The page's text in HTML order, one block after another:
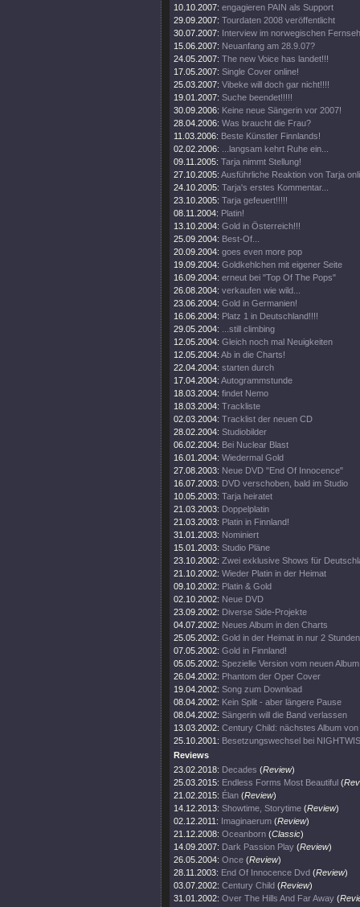
10.10.2007: engagieren PAIN als Support
29.09.2007: Tourdaten 2008 veröffentlicht
30.07.2007: Interview im norwegischen
15.06.2007: Neuanfang am 28.9.07?
24.05.2007: The new Voice has landet!!!
17.05.2007: Single Cover online!
25.03.2007: Vibeke will doch gar nicht!!!!
19.01.2007: Suche beendet!!!!!
30.09.2006: Keine neue Sängerin vor 2007!
28.04.2006: Was braucht die Frau?
11.03.2006: Beste Künstler Finnlands!
02.02.2006:
...langsam kehrt Ruhe ein...
09.11.2005: Tarja nimmt Stellung!
27.10.2005: Ausführliche Reaktion von Tarja
24.10.2005: Tarja's erstes Kommentar...
23.10.2005: Tarja gefeuert!!!!!
08.11.2004: Platin!
13.10.2004: Gold in Österreich!!!
25.09.2004: Best-Of...
20.09.2004: goes even more pop
19.09.2004: Goldkehlchen mit eigener Seite
16.09.2004: erneut bei "Top Of The Pops"
26.08.2004: verkaufen wie wild...
23.06.2004: Gold in Germanien!
16.06.2004: Platz 1 in Deutschland!!!!
29.05.2004:
...still climbing
12.05.2004: Gleich noch mal Neuigkeiten
12.05.2004: Ab in die Charts!
22.04.2004: starten durch
17.04.2004: Autogrammstunde
18.03.2004: findet Nemo
18.03.2004: Trackliste
02.03.2004: Tracklist der neuen CD
28.02.2004: Studiobilder
06.02.2004: Bei Nuclear Blast
16.01.2004: Wiedermal Gold
27.08.2003: Neue DVD "End Of Innocence"
16.07.2003: DVD verschoben, bald im Studio
10.05.2003: Tarja heiratet
21.03.2003: Doppelplatin
21.03.2003: Platin in Finnland!
31.01.2003: Nominiert
15.01.2003: Studio Pläne
23.10.2002: Zwei exklusive Shows für
21.10.2002: Wieder Platin in der Heimat
09.10.2002: Platin & Gold
02.10.2002: Neue DVD
23.09.2002: Diverse Side-Projekte
04.07.2002: Neues Album in den Charts
25.05.2002: Gold in der Heimat in nur 2 Stunden
07.05.2002: Gold in Finnland!
05.05.2002: Spezielle Version vom neuen Album
26.04.2002: Phantom der Oper Cover
19.04.2002: Song zum Download
08.04.2002: Kein Split - aber längere Pause
08.04.2002: Sängerin will die Band verlassen
13.03.2002: Century Child: nächstes Album
25.10.2001: Besetzungswechsel bei
Reviews
23.02.2018: Decades (Review)
25.03.2015: Endless Forms Most Beautiful (
21.02.2015: Élan (Review)
14.12.2013: Showtime, Storytime (Review)
02.12.2011: Imaginaerum (Review)
21.12.2008: Oceanborn (Classic)
14.09.2007: Dark Passion Play (Review)
26.05.2004: Once (Review)
28.11.2003: End Of Innocence Dvd (Review)
03.07.2002: Century Child (Review)
31.01.2002: Over The Hills And Far Away (